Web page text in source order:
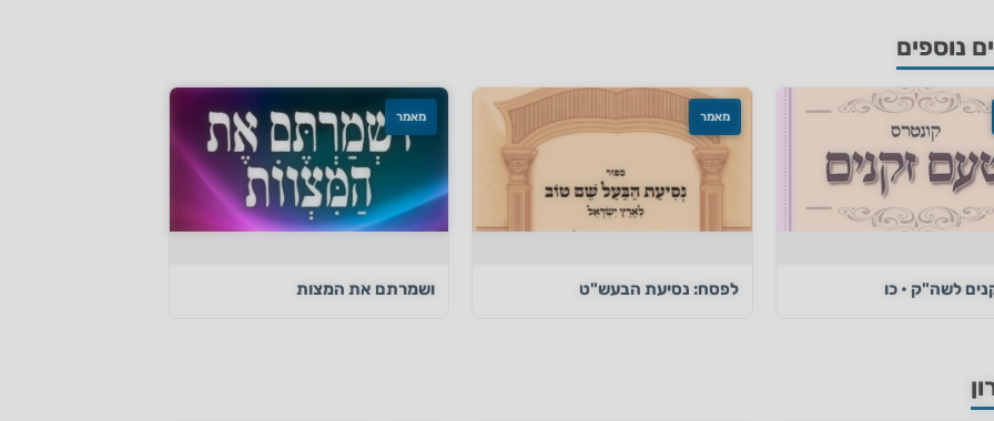
נוספים
לשה"ק • כו
מאמר
לפסח: נסיעת הבעש"ט
מאמר
ושמרתם את המצות